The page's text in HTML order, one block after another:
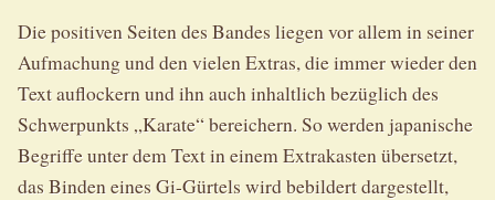
Die positiven Seiten des Bandes liegen vor allem in seiner
Aufmachung und den vielen Extras, die immer wieder den
Text auflockern und ihn auch inhaltlich bezüglich des
Schwerpunkts „Karate“ bereichern. So werden japanische
Begriffe unter dem Text in einem Extrakasten übersetzt,
das Binden eines Gi-Gürtels wird bebildert dargestellt,